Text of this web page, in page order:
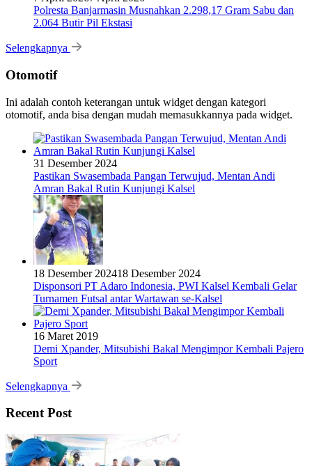
Polresta Banjarmasin Musnahkan 2.298,17 Gram Sabu dan
2.064 Butir Pil Ekstasi
Selengkapnya
Otomotif
Ini adalah contoh keterangan untuk widget dengan kategori
otomotif, anda bisa dengan mudah memasukkannya pada widget.
31 Desember 2024
Pastikan Swasembada Pangan Terwujud, Mentan Andi
Amran Bakal Rutin Kunjungi Kalsel
18 Desember 202418 Desember 2024
Disponsori PT Adaro Indonesia, PWI Kalsel Kembali Gelar
Turnamen Futsal antar Wartawan se-Kalsel
16 Maret 2019
Demi Xpander, Mitsubishi Bakal Mengimpor Kembali Pajero
Sport
Selengkapnya
Recent Post